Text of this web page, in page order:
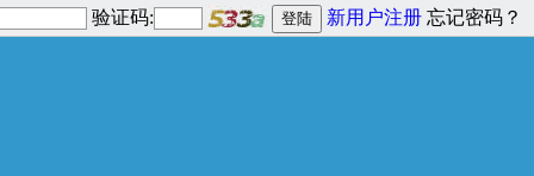
验证码: 新用户注册 忘记密码？